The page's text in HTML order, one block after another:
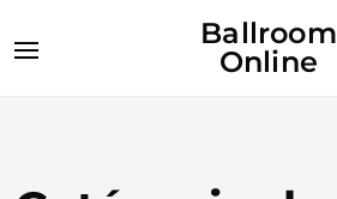
Ballroom
Online